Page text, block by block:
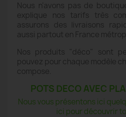
Nous n'avons pas de
explique nos tarifs très
assurons des livraisons
aussi partout en France
Nos produits "déco" sont
pouvez pour chaque modèle
compose.
POTS DECO AVEC
Nous vous présentons ici
ici pour découvrir